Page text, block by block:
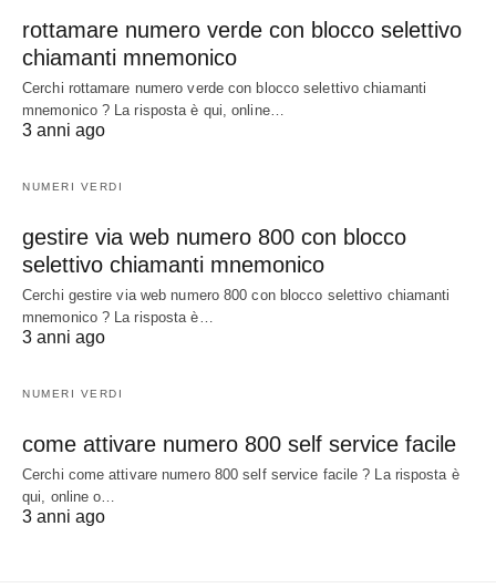
rottamare numero verde con blocco selettivo
chiamanti mnemonico
Cerchi rottamare numero verde con blocco selettivo chiamanti
mnemonico ? La risposta è qui, online…
3 anni ago
NUMERI VERDI
gestire via web numero 800 con blocco
selettivo chiamanti mnemonico
Cerchi gestire via web numero 800 con blocco selettivo chiamanti
mnemonico ? La risposta è…
3 anni ago
NUMERI VERDI
come attivare numero 800 self service facile
Cerchi come attivare numero 800 self service facile ? La risposta è
qui, online o…
3 anni ago